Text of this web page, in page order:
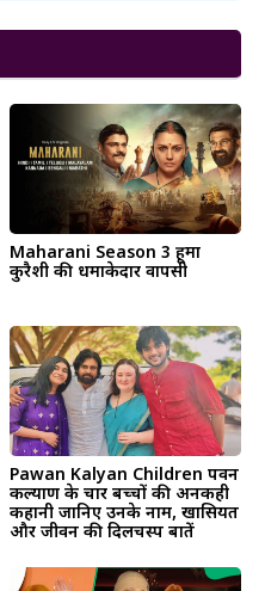
Maharani Season 3 हूमा
कुरैशी की धमाकेदार वापसी
Pawan Kalyan Children पवन
कल्याण के चार बच्चों की अनकही
कहानी जानिए उनके नाम, खासियत
और जीवन की दिलचस्प बातें